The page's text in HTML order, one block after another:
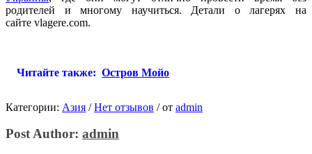
родителей и многому научиться. Детали о лагерях на
сайте vlagere.com.
Читайте также: Остров Мойо
Категории: Азия / Нет отзывов /от admin
Post Author: admin